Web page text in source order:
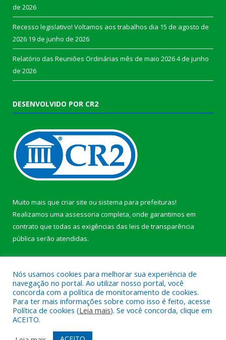
de 2026
Recesso legislativo! Voltamos aos trabalhos dia 15 de agosto de
2026 19 de junho de 2026
Relatório das Reuniões Ordinárias mês de maio 20264 de junho
de 2026
DESENVOLVIDO POR CR2
Muito mais que criar site ou sistema para prefeituras!
Realizamos uma assessoria completa, onde garantimos em
contrato que todas as exigências das leis de transparência
pública serão atendidas.
Todos os direitos reservados a Câmara Municipal de Anajás.
Mapa do Site Acessar Área Administrativa
Nós usamos cookies para melhorar sua experiência de
navegação no portal. Ao utilizar nosso portal, você
concorda com a política de monitoramento de cookies.
Para ter mais informações sobre como isso é feito, acesse
Política de cookies (Leia mais). Se você concorda, clique em
ACEITO.